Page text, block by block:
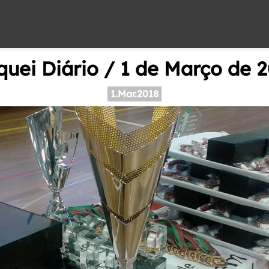
Diário / 1 de Março de
1.Mar.2018